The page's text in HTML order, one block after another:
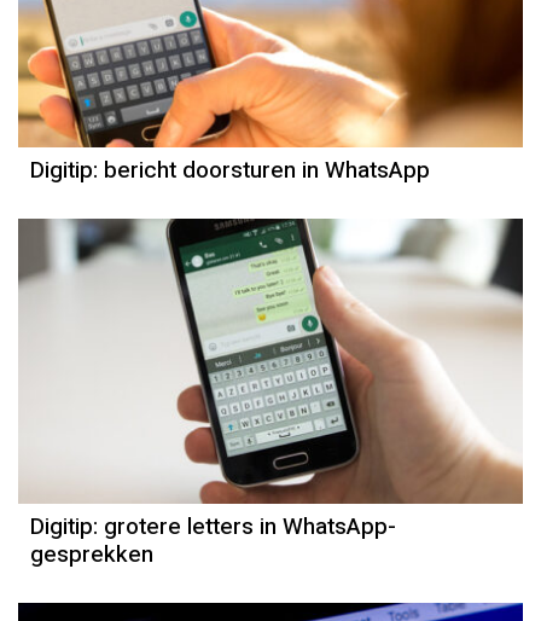
Digitip: bericht doorsturen in WhatsApp
Digitip: grotere letters in WhatsApp-
gesprekken